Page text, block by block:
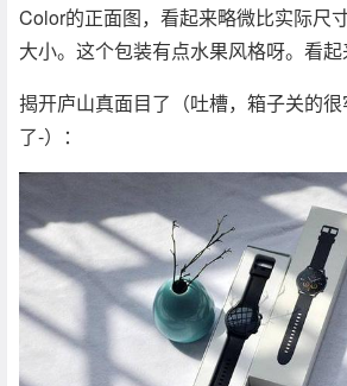
Color的正面图，看起来略微比实际尺
大小。这个包装有点水果风格呀。看
揭开庐山真面目了（吐槽，箱子关的
了-）：